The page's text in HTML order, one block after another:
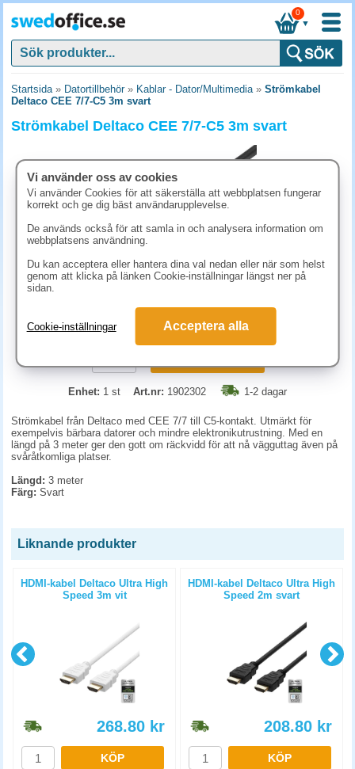
▼
0
Startsida» Datortillbehör» Kablar - Dator/Multimedia» Strömkabel
Deltaco CEE 7/7-C5 3m svart
Strömkabel Deltaco CEE 7/7-C5 3m svart
186.30 kr (inkl. moms)
Enhet: 1 st Art.nr: 1902302 1-2 dagar
Strömkabel från Deltaco med CEE 7/7 till C5-kontakt. Utmärkt för
exempelvis bärbara datorer och mindre elektronikutrustning. Med en
längd på 3 meter ger den gott om räckvidd för att nå vägguttag även på
svåråtkomliga platser.
Längd: 3 meter
Färg: Svart
Liknande produkter
HDMI-kabel Deltaco Ultra High
Speed 3m vit
268.80 kr
KÖP
HDMI-kabel Deltaco Ultra High
Speed 2m svart
208.80 kr
KÖP
Vi använder oss av cookies
Vi använder Cookies för att säkerställa att webbplatsen fungerar
korrekt och ge dig bäst användarupplevelse.
De används också för att samla in och analysera information om
webbplatsens användning.
Du kan acceptera eller hantera dina val nedan eller när som helst
genom att klicka på länken Cookie-inställningar längst ner på
sidan.
Cookie-inställningar Acceptera alla